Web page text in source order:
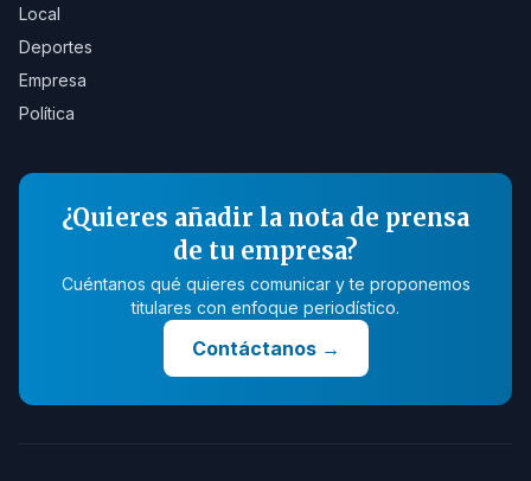
Local
Deportes
Empresa
Política
¿Quieres añadir la nota de prensa
de tu empresa?
Cuéntanos qué quieres comunicar y te proponemos
titulares con enfoque periodístico.
Contáctanos→